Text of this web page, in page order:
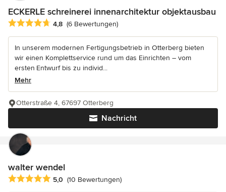
ECKERLE schreinerei innenarchitektur objektausbau
Durchschnittliche Bewertung: 4.8 von 5 Sternen
4,8 (6 Bewertungen)
In unserem modernen Fertigungsbetrieb in Otterberg bieten
wir einen Komplettservice rund um das Einrichten – vom
ersten Entwurf bis zu individ...
Mehr
Nachricht
Otterstraße 4, 67697 Otterberg
walter wendel
Durchschnittliche Bewertung: 5 von 5 Sternen
5,0 (10 Bewertungen)